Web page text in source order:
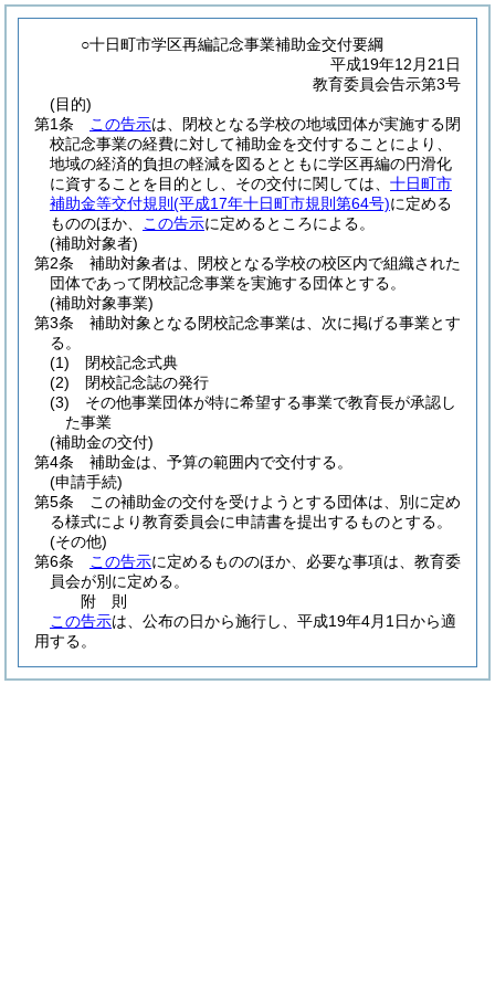
○十日町市学区再編記念事業補助金交付要綱
平成19年12月21日
教育委員会告示第3号
(目的)
第1条
この告示は、閉校となる学校の地域団体が実施する閉
校記念事業の経費に対して補助金を交付することにより、
地域の経済的負担の軽減を図るとともに学区再編の円滑化
に資することを目的とし、その交付に関しては、 十日町市
補助金等交付規則 (平成17年十日町市規則第64号)に定める
もののほか、
この告示に定めるところによる。
(補助対象者)
第2条
補助対象者は、閉校となる学校の校区内で組織された
団体であって閉校記念事業を実施する団体とする。
(補助対象事業)
第3条
補助対象となる閉校記念事業は、次に掲げる事業とす
る。
(1)
閉校記念式典
(2)
閉校記念誌の発行
(3)
その他事業団体が特に希望する事業で教育長が承認し
た事業
(補助金の交付)
第4条
補助金は、予算の範囲内で交付する。
(申請手続)
第5条
この補助金の交付を受けようとする団体は、別に定め
る様式により教育委員会に申請書を提出するものとする。
(その他)
第6条
この告示に定めるもののほか、必要な事項は、教育委
員会が別に定める。
附 則
この告示は、公布の日から施行し、平成19年4月1日から適
用する。